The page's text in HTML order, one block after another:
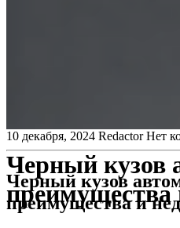
Черный кузов
преимущества
10 декабря, 2024 Redactor Нет
Черный кузов
преимущества и